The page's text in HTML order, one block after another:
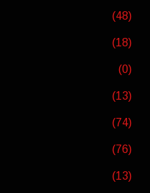
(48)
(18)
(0)
(13)
(74)
(76)
(13)